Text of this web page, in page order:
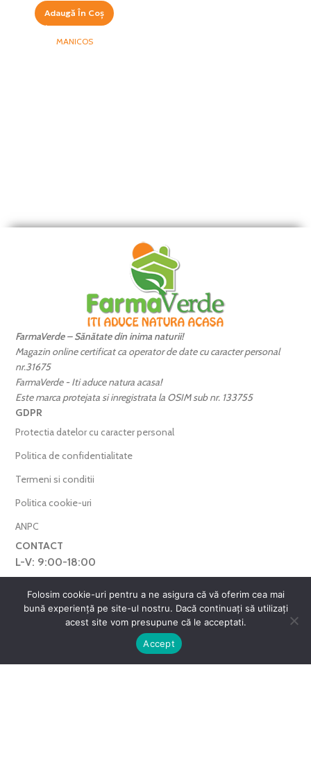
Adaugă În Coș
MANICOS
FarmaVerde – Sănătate din inima naturii!
Magazin online certificat ca operator de date cu caracter personal
nr.31675
FarmaVerde - Iti aduce natura acasa!
Este marca protejata si inregistrata la OSIM sub nr. 133755
GDPR
Protectia datelor cu caracter personal
Politica de confidentialitate
Termeni si conditii
Politica cookie-uri
ANPC
CONTACT
L-V: 9:00-18:00
0769.377.101
farmaverdero@yahoo.com
WhatsApp
Folosim cookie-uri pentru a ne asigura că vă oferim cea mai
bună experiență pe site-ul nostru. Dacă continuați să utilizați
acest site vom presupune că le acceptati.
Accept